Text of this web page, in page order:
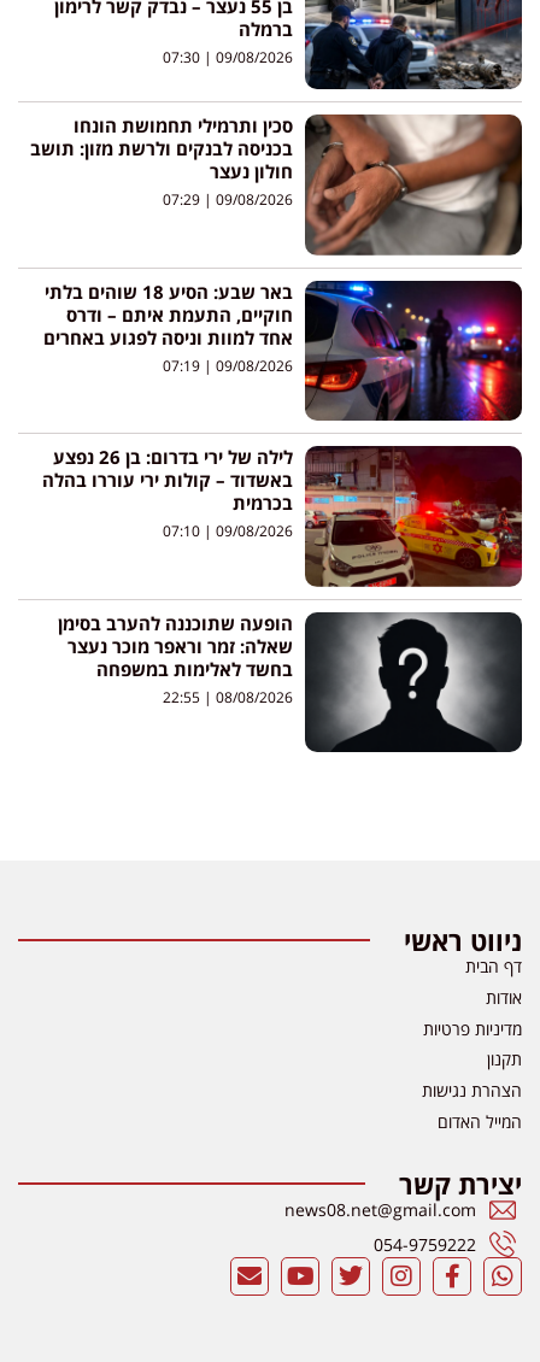
בן 55 נעצר – נבדק קשר לרימון
ברמלה
09/08/2026
סכין ותרמילי תחמושת הונחו
בכניסה לבנקים ולרשת מזון: תושב
חולון נעצר
09/08/2026
באר שבע: הסיע 18 שוהים בלתי
חוקיים, התעמת איתם – ודרס
אחד למוות וניסה לפגוע באחרים
09/08/2026
לילה של ירי בדרום: בן 26 נפצע
באשדוד – קולות ירי עוררו בהלה
בכרמית
09/08/2026
הופעה שתוכננה להערב בסימן
שאלה: זמר וראפר מוכר נעצר
בחשד לאלימות במשפחה
08/08/2026
ניווט ראשי
דף הבית
אודות
מדיניות פרטיות
תקנון
הצהרת נגישות
המייל האדום
יצירת קשר
news08.net@gmail.com
054-9759222